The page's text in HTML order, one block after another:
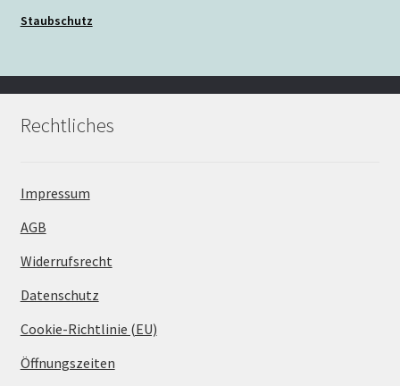
Staubschutz
Rechtliches
Impressum
AGB
Widerrufsrecht
Datenschutz
Cookie-Richtlinie (EU)
Öffnungszeiten